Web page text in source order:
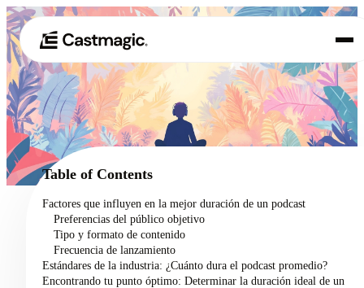
01 Producto
02 Casos de uso
Precios
Acerca de nosotros
Table of Contents
Factores que influyen en la mejor duración de un podcast
Preferencias del público objetivo
Tipo y formato de contenido
Frecuencia de lanzamiento
Estándares de la industria: ¿Cuánto dura el podcast promedio?
Encontrando tu punto óptimo: Determinar la duración ideal de un